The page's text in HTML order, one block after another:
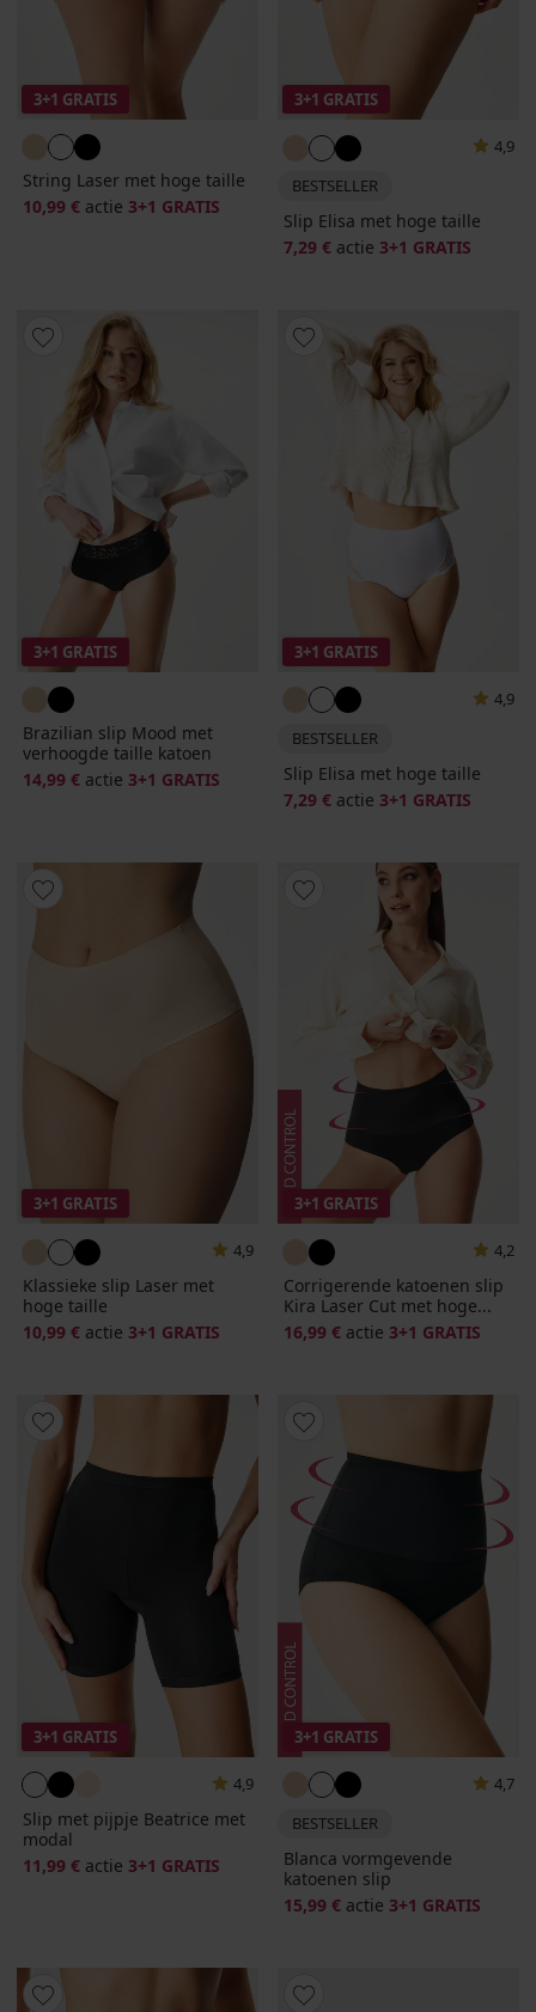
3+1 GRATIS
String Laser met hoge taille
10,99 € actie 3+1 GRATIS
3+1 GRATIS
4,9
BESTSELLER
Slip Elisa met hoge taille
7,29 € actie 3+1 GRATIS
3+1 GRATIS
Brazilian slip Mood met
verhoogde taille katoen
14,99 € actie 3+1 GRATIS
3+1 GRATIS
4,9
BESTSELLER
Slip Elisa met hoge taille
7,29 € actie 3+1 GRATIS
3+1 GRATIS
4,9
Klassieke slip Laser met
hoge taille
10,99 € actie 3+1 GRATIS
3+1 GRATIS
4,2
Corrigerende katoenen slip
Kira Laser Cut met hoge...
16,99 € actie 3+1 GRATIS
3+1 GRATIS
4,9
Slip met pijpje Beatrice met
modal
11,99 € actie 3+1 GRATIS
3+1 GRATIS
4,7
BESTSELLER
Blanca vormgevende
katoenen slip
15,99 € actie 3+1 GRATIS